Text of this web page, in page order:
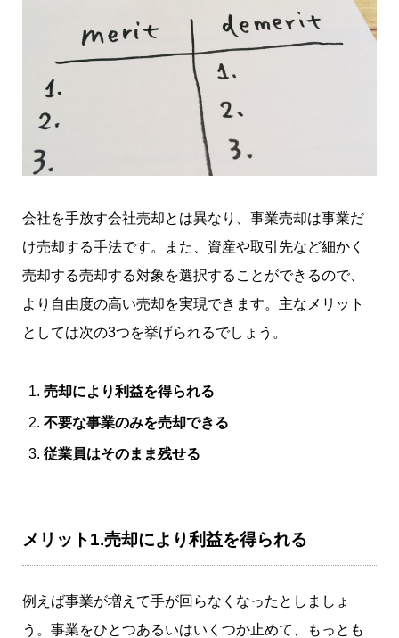
会社を手放す会社売却とは異なり、事業売却は事業だ
け売却する手法です。また、資産や取引先など細かく
売却する売却する対象を選択することができるので、
より自由度の高い売却を実現できます。主なメリット
としては次の3つを挙げられるでしょう。
売却により利益を得られる
不要な事業のみを売却できる
従業員はそのまま残せる
メリット1.売却により利益を得られる
例えば事業が増えて手が回らなくなったとしましょ
う。事業をひとつあるいはいくつか止めて、もっとも